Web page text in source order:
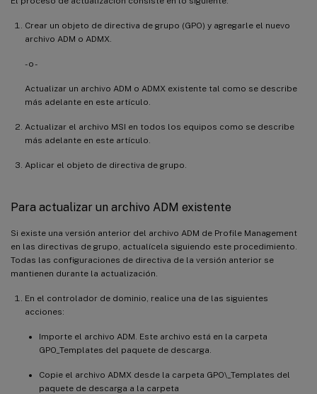
Crear un objeto de directiva de grupo (GPO) y agregarle el nuevo
archivo ADM o ADMX.
- o -
Actualizar un archivo ADM o ADMX existente tal como se describe
más adelante en este artículo.
Actualizar el archivo MSI en todos los equipos como se describe
más adelante en este artículo.
Aplicar el objeto de directiva de grupo.
Para actualizar un archivo ADM existente
Si existe una versión anterior del archivo ADM de Profile Management
en las directivas de grupo, actualícela siguiendo este procedimiento.
Todas las configuraciones de directiva de la versión anterior se
mantienen durante la actualización.
En el controlador de dominio, realice una de las siguientes
acciones:
Importe el archivo ADM. Este archivo está en la carpeta
GPO_Templates del paquete de descarga.
Copie el archivo ADMX desde la carpeta GPO\_Templates del
paquete de descarga a la carpeta